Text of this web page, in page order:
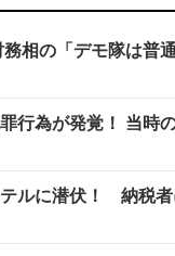
相の「デモ隊は普
行為が発覚！ 当時の
ルに潜伏！ 納税